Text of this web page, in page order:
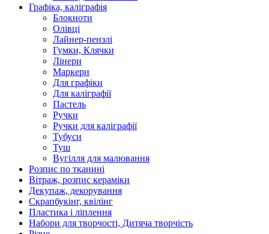
Графіка, каліграфія
Блокноти
Олівці
Лайнер-пензлі
Гумки, Клячки
Лінери
Маркери
Для графіки
Для каліграфії
Пастель
Ручки
Ручки для каліграфії
Тубуси
Туш
Вугілля для малювання
Розпис по тканині
Вітраж, розпис кераміки
Декупаж, декорування
Скрапбукінг, квілінг
Пластика і ліплення
Набори для творчості, Дитяча творчість